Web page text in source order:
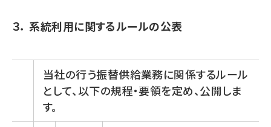
３． 系統利用に関するルールの公表
当社の行う振替供給業務に関係するルール
として、以下の規程・要領を定め、公開しま
す。